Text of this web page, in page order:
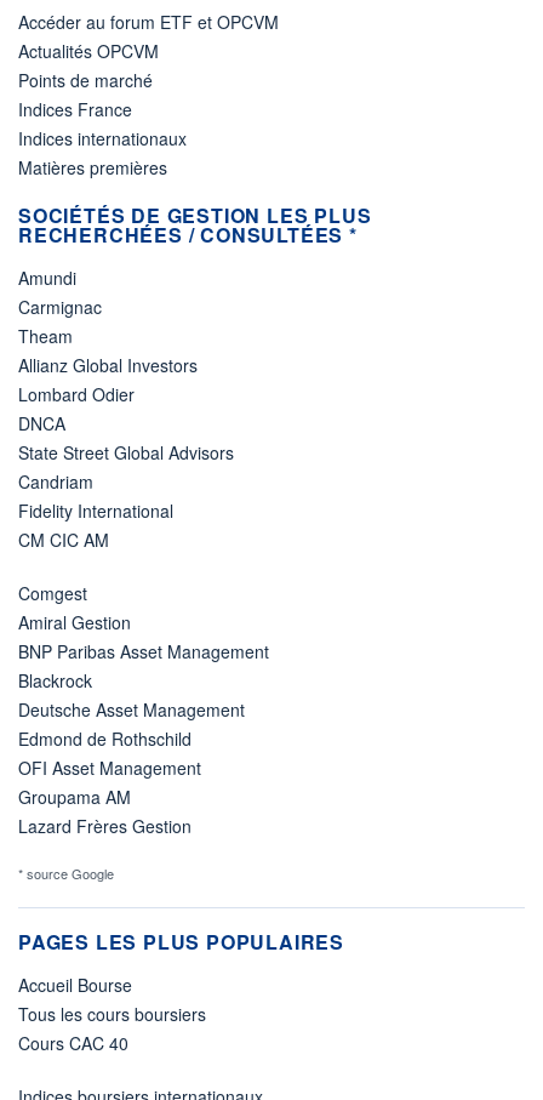
Accéder au forum ETF et OPCVM
Actualités OPCVM
Points de marché
Indices France
Indices internationaux
Matières premières
SOCIÉTÉS DE GESTION LES PLUS
RECHERCHÉES / CONSULTÉES *
Amundi
Carmignac
Theam
Allianz Global Investors
Lombard Odier
DNCA
State Street Global Advisors
Candriam
Fidelity International
CM CIC AM
Comgest
Amiral Gestion
BNP Paribas Asset Management
Blackrock
Deutsche Asset Management
Edmond de Rothschild
OFI Asset Management
Groupama AM
Lazard Frères Gestion
* source Google
PAGES LES PLUS POPULAIRES
Accueil Bourse
Tous les cours boursiers
Cours CAC 40